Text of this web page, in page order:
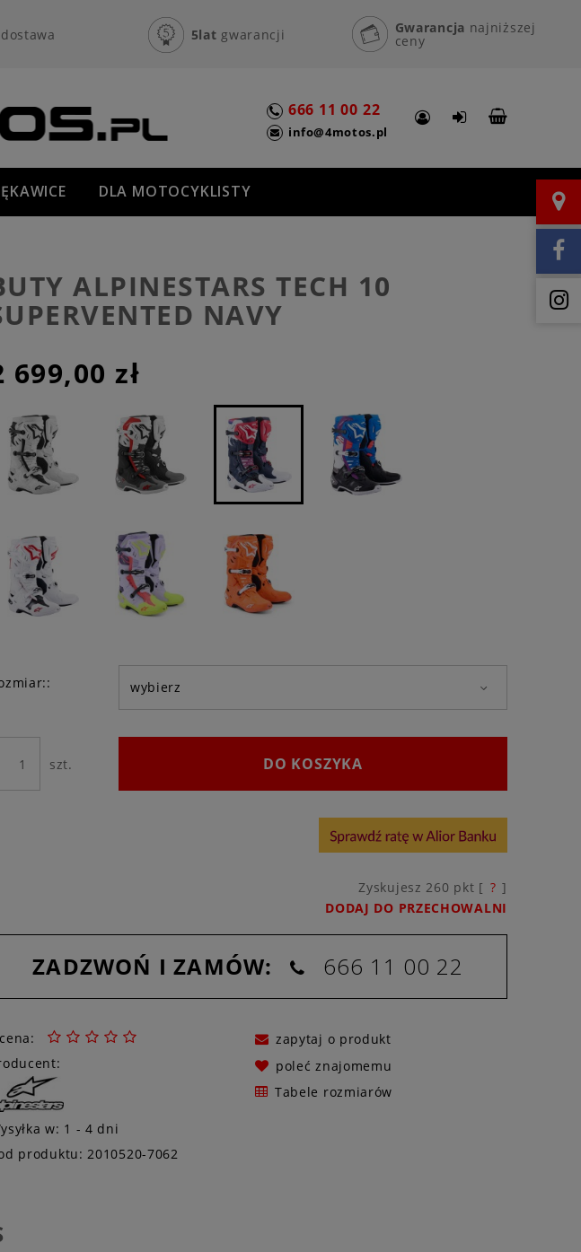
dostawa 5lat gwarancji Gwarancja najniższej
ceny
666 11 00 22
info@4motos.pl
DLA MOTOCYKLISTY
ALPINESTARS TECH 10
NAVY
699,00 zł
szt. DO KOSZYKA
Zyskujesz260 pkt [ ? ]
DODAJ DO PRZECHOWALNI
ZADZWOŃ I ZAMÓW: 666 11 00 22
w: 1 - 4 dni
zapytaj o produkt
poleć znajomemu
Tabele rozmiarów
produktu: 2010520-7062